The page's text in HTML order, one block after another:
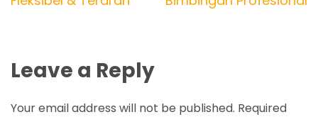
Leave a Reply
Your email address will not be published. Required